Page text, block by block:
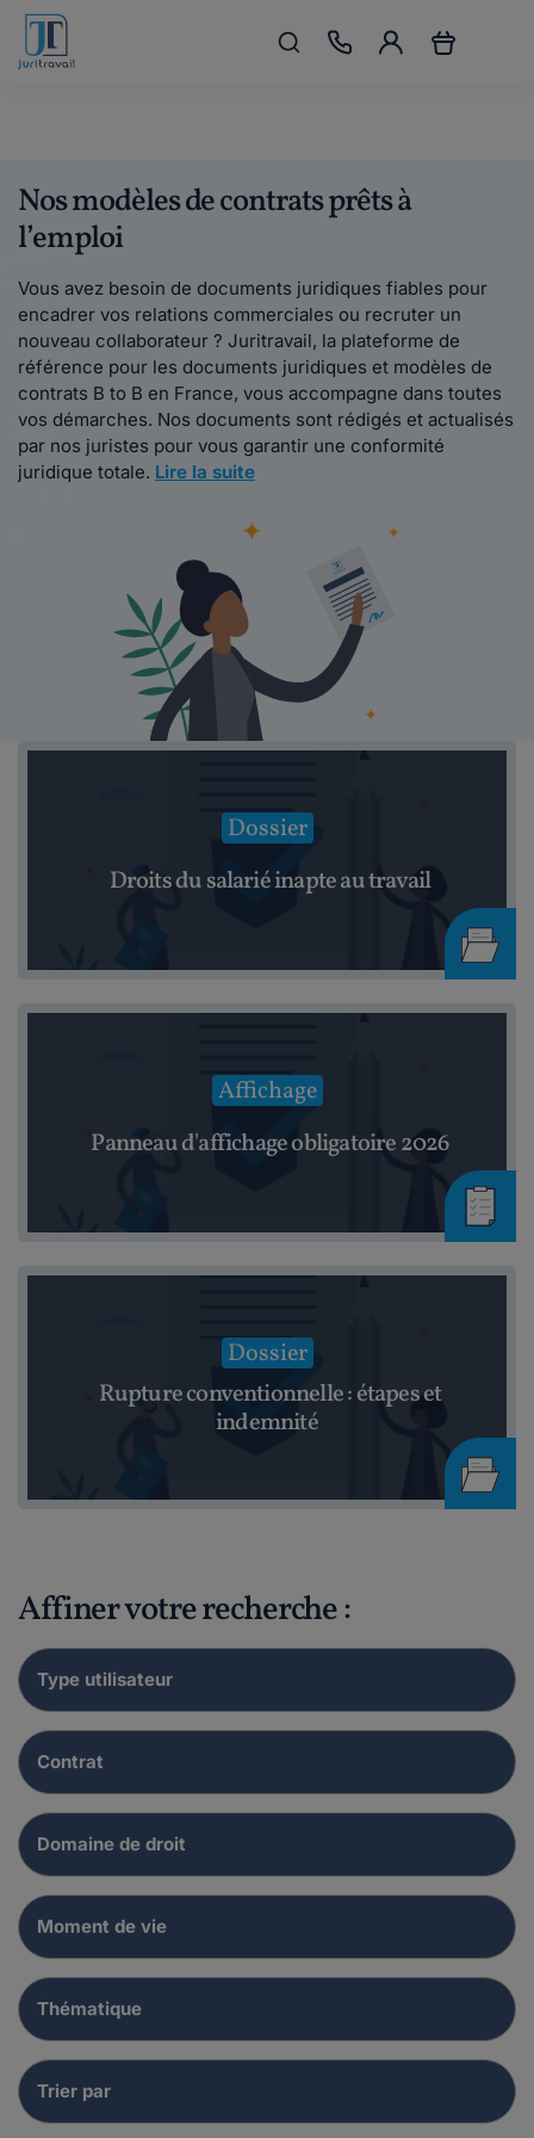
Nos modèles de contrats prêts à
l’emploi
Vous avez besoin de documents juridiques fiables pour
encadrer vos relations commerciales ou recruter un
nouveau collaborateur ? Juritravail, la plateforme de
référence pour les documents juridiques et modèles de
contrats B to B en France, vous accompagne dans toutes
vos démarches. Nos documents sont rédigés et actualisés
par nos juristes pour vous garantir une conformité
juridique totale. Lire la suite
Dossier
Droits du salarié inapte au travail
Affichage
Panneau d'affichage obligatoire 2026
Dossier
Rupture conventionnelle : étapes et
indemnité
Affiner votre recherche :